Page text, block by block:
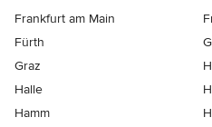
Frankfurt am Main
Fürth
Graz
Halle
Hamm